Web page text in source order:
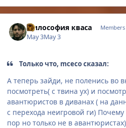
Философия кваса Members
May 3May 3
Только что, mceco сказал:
А теперь зайди, не поленись во
посмотреть( с твина ух) и
авантюристов в диванах ( на
с перехода неигровой ги)
пор но только не в авантюристах)